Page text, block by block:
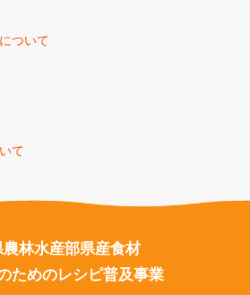
ついて
て
林水産部県産食材
ためのレシピ普及事業